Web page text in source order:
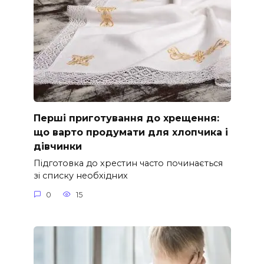
Перші приготування до хрещення:
що варто продумати для хлопчика і
дівчинки
Підготовка до хрестин часто починається
зі списку необхідних
0 15